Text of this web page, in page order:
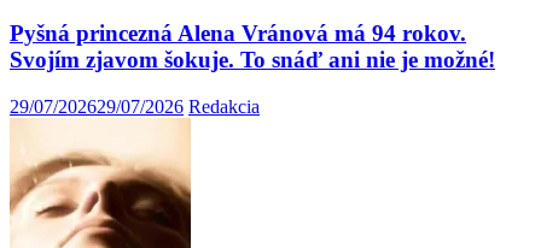
Pyšná princezná Alena Vránová má 94 rokov.
Svojím zjavom šokuje. To snáď ani nie je možné!
29/07/202629/07/2026 Redakcia